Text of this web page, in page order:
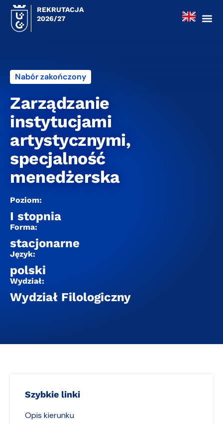
REKRUTACJA
2026/27
Nabór zakończony
Zarządzanie
instytucjami
artystycznymi,
specjalność
menedżerska
Poziom:
I stopnia
Forma:
stacjonarne
Język:
polski
Wydział:
Wydział Filologiczny
Szybkie linki
Opis kierunku